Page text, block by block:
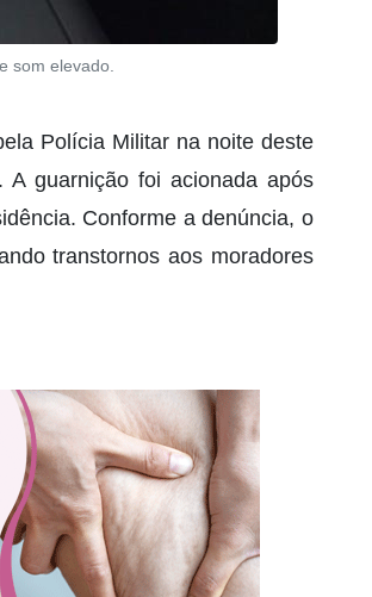
som elevado.
Polícia Militar na noite deste
guarnição foi acionada após
Conforme a denúncia, o
transtornos aos moradores